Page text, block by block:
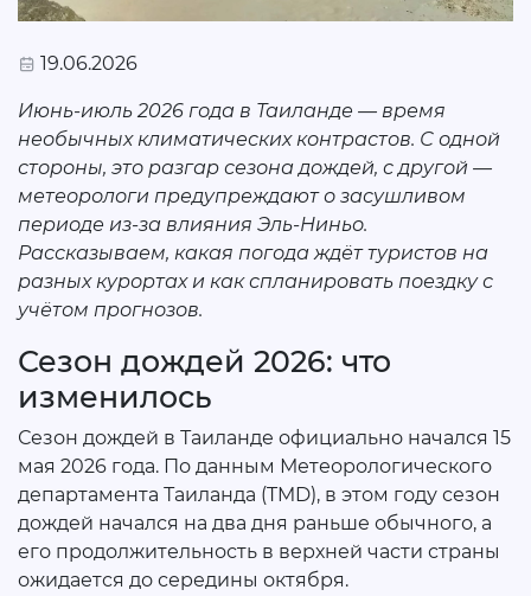
19.06.2026
Июнь-июль 2026 года в Таиланде — время
необычных климатических контрастов. С одной
стороны, это разгар сезона дождей, с другой —
метеорологи предупреждают о засушливом
периоде из-за влияния Эль-Ниньо.
Рассказываем, какая погода ждёт туристов на
разных курортах и как спланировать поездку с
учётом прогнозов.
Сезон дождей 2026: что
изменилось
Сезон дождей в Таиланде официально начался 15
мая 2026 года. По данным Метеорологического
департамента Таиланда (TMD), в этом году сезон
дождей начался на два дня раньше обычного, а
его продолжительность в верхней части страны
ожидается до середины октября.